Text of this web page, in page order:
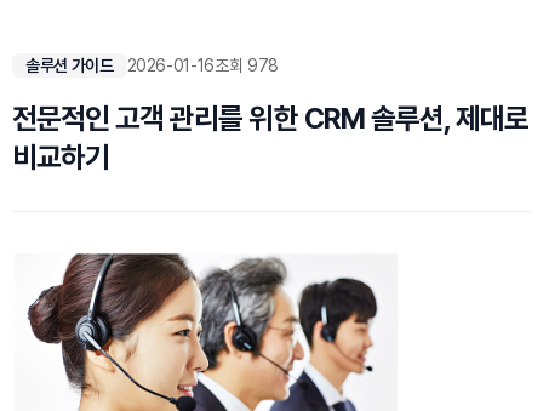
솔루션 가이드 2026-01-16조회 978
전문적인 고객 관리를 위한 CRM 솔루션, 제대로
비교하기